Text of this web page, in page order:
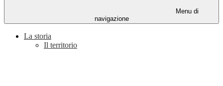
Menu di
navigazione
La storia
Il territorio